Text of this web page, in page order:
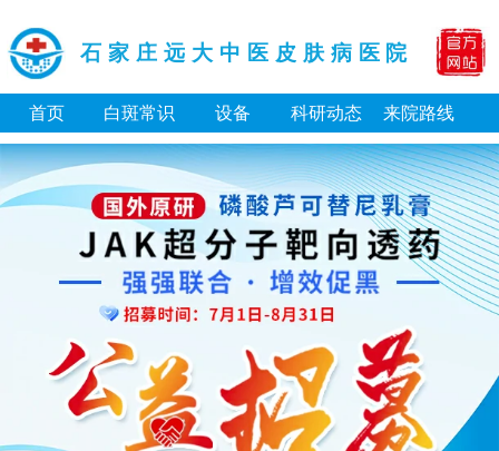
石家庄远大中医皮肤病医院
首页 白斑常识 设备 科研动态 来院路线